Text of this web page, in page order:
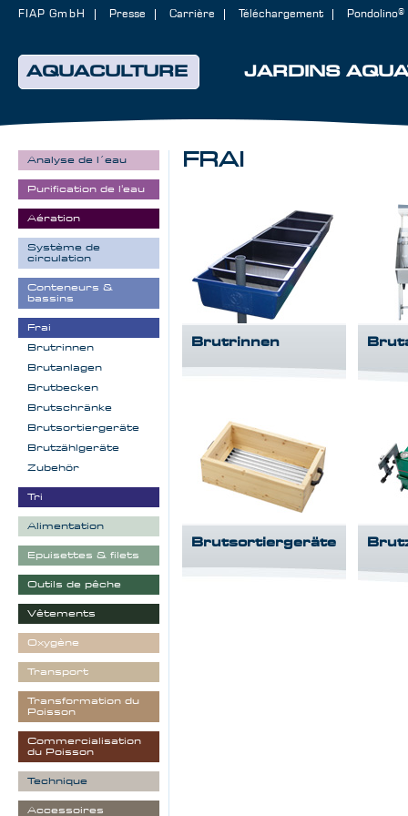
AQUACULTURE JARDINS
FIAP GmbH Presse Carrière Téléchargement Pondolino®
FRAI
Brutrinnen
Brutsortiergeräte
Analyse de l´eau
Purification de l'eau
Aération
Système de
circulation
Conteneurs &
bassins
Frai
Brutrinnen
Brutanlagen
Brutbecken
Brutschränke
Brutsortiergeräte
Brutzählgeräte
Zubehör
Tri
Alimentation
Epuisettes & filets
Outils de pêche
Vêtements
Oxygène
Transport
Transformation du
Poisson
Commercialisation
du Poisson
Technique
Accessoires